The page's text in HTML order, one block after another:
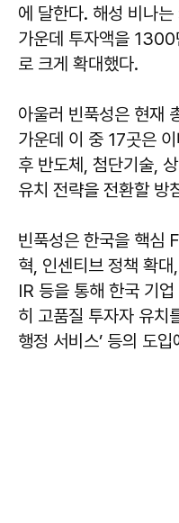
에 달한다. 해성 비나
가운데 투자액을
로 크게 확대했다.
아울러 빈푹성은 현재
가운데 이 중 17곳은
후 반도체, 첨단기술,
유치 전략을 전환할 방
빈푹성은 한국을 핵심
혁, 인센티브 정책 확
IR 등을 통해 한국 기
히 고품질 투자자 유치
행정 서비스’ 등의 도